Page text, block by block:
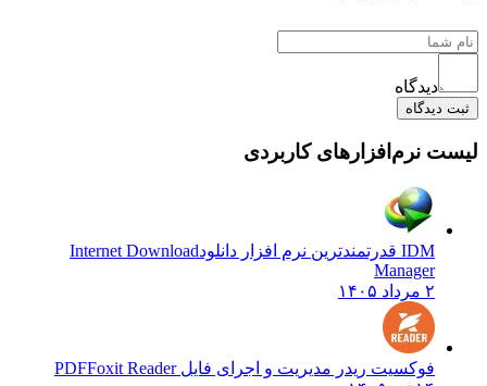
دیدگاه
ثبت دیدگاه
لیست نرم‌افزارهای کاربردی
IDM قدرتمندترین نرم افزار دانلود
Internet Download
Manager
۲ مرداد ۱۴۰۵
فوکسیت ریدر مدیریت و اجرای فایل PDFFoxit Reader